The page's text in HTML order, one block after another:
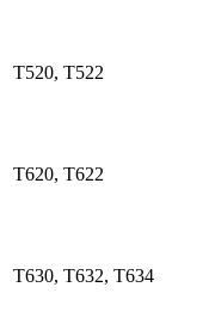
T520, T522
T620, T622
T630, T632, T634